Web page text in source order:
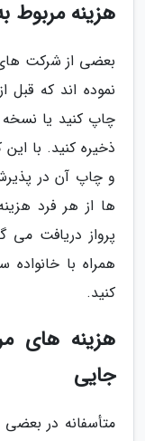
هزینه مربوط
بعضی از شرکت های
نموده اند که قبل
چاپ کنید یا نسخه
ذخیره کنید. با
و چاپ آن در
ها از هر فرد
پرواز دریافت می
همراه با خانواده
کنید.
هزینه های
جایی
متأسفانه در